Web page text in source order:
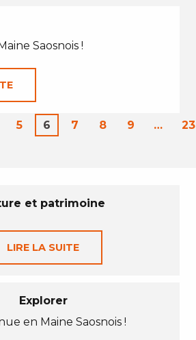
Saosnois !
5 6 7 8 9 … 23
et patrimoine
LIRE LA SUITE
Explorer
en Maine Saosnois !